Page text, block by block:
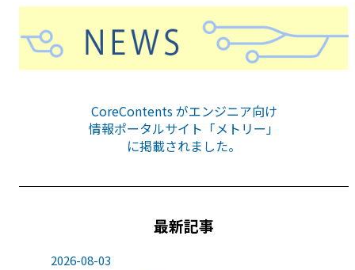
CoreContents がエンジニア向け
情報ポータルサイト「メトリー」
に掲載されました。
最新記事
2026-08-03